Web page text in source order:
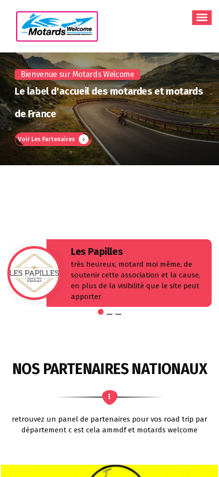
contenu
Bienvenue sur Motards Welcome
Le label d'accueil des motardes et motards
de France
Voir Les Partenaires
Les Papilles
très heureux, motard moi même, de
soutenir cette association et la cause,
en plus de la visibilité que le site peut
apporter
NOS PARTENAIRES NATIONAUX
retrouvez un panel de partenaires pour vos road trip par
département c est cela ammdf et motards welcome